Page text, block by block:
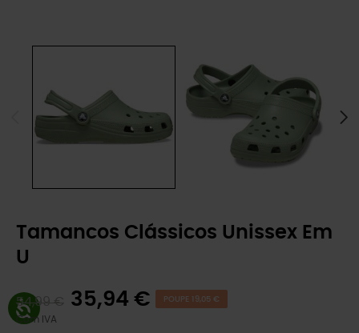
Tamancos Clássicos Unissex Em
U
54,99 € 35,94 € POUPE 19,05 €
Com IVA